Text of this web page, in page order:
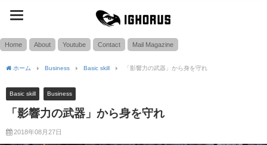
toggle
Home About Youtube Contact Mail Magazine
ホーム Business Basic skill 「影響力の武器」から身を守れ
Basic skill Business
「影響力の武器」から身を守れ
2018年08月27日